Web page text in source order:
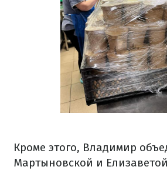
Кроме этого, Владимир
Мартыновской и